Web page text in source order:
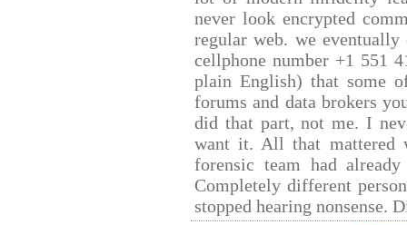
never look encrypted
regular web. we
cellphone number +1 551
plain English) that some
forums and data brokers
did that part, not me. I
want it. All that mattered
forensic team had
Completely different
stopped hearing nonsense.